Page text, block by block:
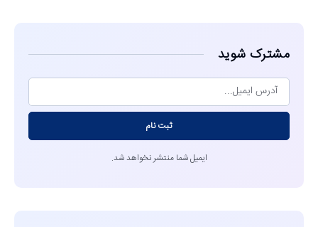
مشترک شوید
ثبت نام
ایمیل شما منتشر نخواهد شد.